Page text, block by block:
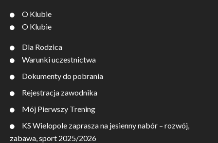
O Klubie
O Klubie
Dla Rodzica
Warunki uczestnictwa
Dokumenty do pobrania
Rejestracja zawodnika
Mój Pierwszy Trening
KS Wielopole zaprasza na jesienny nabór – rozwój,
zabawa, sport 2025/2026